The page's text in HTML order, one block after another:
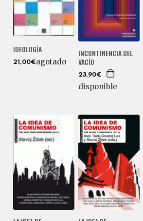
IDEOLOGÍA
21,00€agotado
INCONTINENCIA DEL
VACÍO
23,90€
disponible